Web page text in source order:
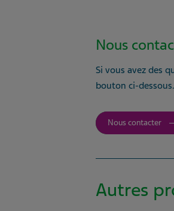
Nous
Si vous avez des
bouton ci-dessous.
Nous contacter
Autres